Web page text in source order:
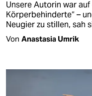
Unsere Autorin war
Körperbehinderte“ –
Neugier zu stillen, sah
Von Anastasia Umrik